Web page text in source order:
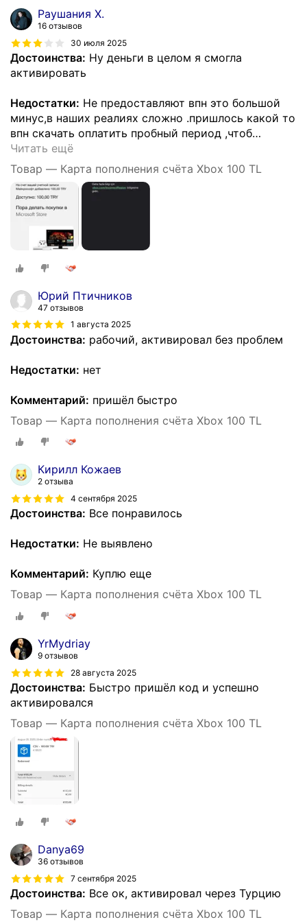
Раушания Х.
16 отзывов
30 июля 2025
Достоинства: Ну деньги в целом я смогла
активировать
Недостатки: Не предоставляют впн это большой
минус,в наших реалиях сложно .пришлось какой то
впн скачать оплатить пробный период ,чтоб…
Читать ещё
Товар — Карта пополнения счёта Xbox 100 TL
Юрий Птичников
47 отзывов
1 августа 2025
Достоинства: рабочий, активировал без проблем
Недостатки: нет
Комментарий: пришёл быстро
Товар — Карта пополнения счёта Xbox 100 TL
Кирилл Кожаев
2 отзыва
4 сентября 2025
Достоинства: Все понравилось
Недостатки: Не выявлено
Комментарий: Куплю еще
Товар — Карта пополнения счёта Xbox 100 TL
YrMydriay
9 отзывов
28 августа 2025
Достоинства: Быстро пришёл код и успешно
активировался
Товар — Карта пополнения счёта Xbox 100 TL
Danya69
36 отзывов
7 сентября 2025
Достоинства: Все ок, активировал через Турцию
Товар — Карта пополнения счёта Xbox 100 TL